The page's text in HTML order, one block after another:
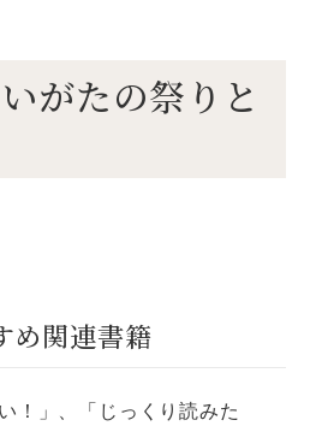
がたの祭りと
め関連書籍
！」、「じっくり読みた